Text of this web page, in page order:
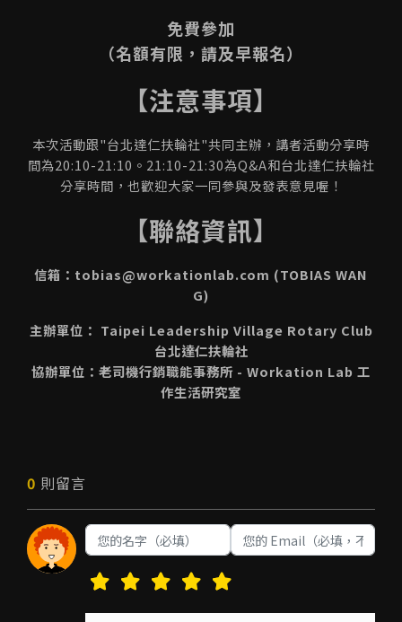
免費參加
（名額有限，請及早報名）
【注意事項】
本次活動跟"台北達仁扶輪社"共同主辦，講者活動分享時
間為20:10-21:10。21:10-21:30為Q&A和台北達仁扶輪社
分享時間，也歡迎大家一同參與及發表意見喔！
【聯絡資訊】
信箱：tobias@workationlab.com (TOBIAS WAN
G)
主辦單位： Taipei Leadership Village Rotary Club
台北達仁扶輪社
協辦單位：老司機行銷職能事務所 - Workation Lab 工
作生活研究室
0 則留言